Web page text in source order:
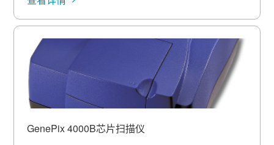
GenePix 4000B芯片扫描仪